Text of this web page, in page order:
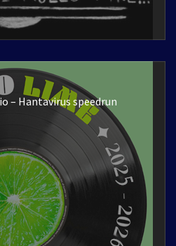
– Hantavirus speedrun